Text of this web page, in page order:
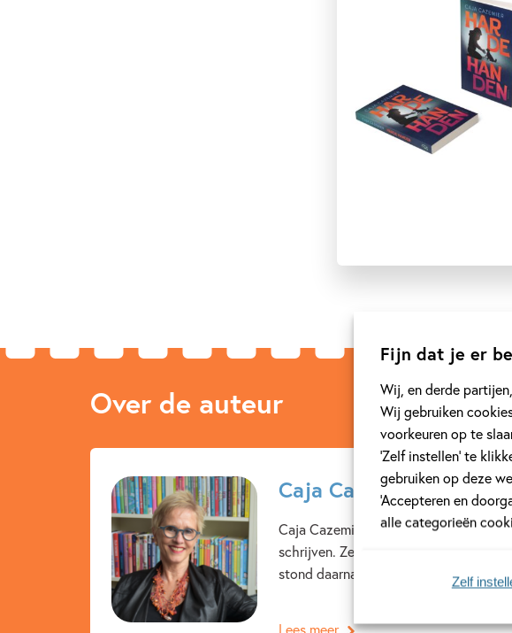
Fijn dat je er
Wij, en derde
Wij gebruiken
voorkeuren op te
‘Zelf instellen’ te
gebruiken op deze
‘Accepteren en
alle categorieën
Zelf
Over de auteur
Caja Cazemier
Caja Cazemier werd in 1958 geboren
schrijven. Ze studeerde Nederlandse
stond daarna twaalf jaar voor de klas.